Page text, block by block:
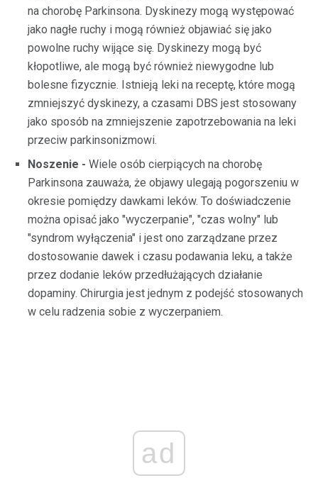
na chorobę Parkinsona. Dyskinezy mogą występować
jako nagłe ruchy i mogą również objawiać się jako
powolne ruchy wijące się. Dyskinezy mogą być
kłopotliwe, ale mogą być również niewygodne lub
bolesne fizycznie. Istnieją leki na receptę, które mogą
zmniejszyć dyskinezy, a czasami DBS jest stosowany
jako sposób na zmniejszenie zapotrzebowania na leki
przeciw parkinsonizmowi.
Noszenie - Wiele osób cierpiących na chorobę
Parkinsona zauważa, że ​​objawy ulegają pogorszeniu w
okresie pomiędzy dawkami leków. To doświadczenie
można opisać jako "wyczerpanie", "czas wolny" lub
"syndrom wyłączenia" i jest ono zarządzane przez
dostosowanie dawek i czasu podawania leku, a także
przez dodanie leków przedłużających działanie
dopaminy. Chirurgia jest jednym z podejść stosowanych
w celu radzenia sobie z wyczerpaniem.
ad